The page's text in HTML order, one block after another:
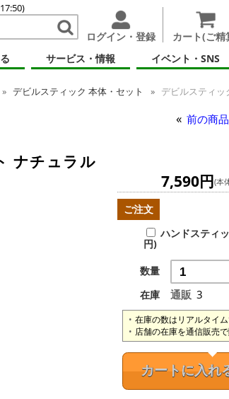
ログイン・登録 カート(ご精
サービス・情報 イベント・SNS
デビルスティック 本体・セット デビルスティッ
前の商品
ナチュラル
7,590円(本
ご注文
ハンドスティ
円)
数量
在庫
通販 3
在庫の数はリアルタイム
店舗の在庫を通信販売で
カートに入れ